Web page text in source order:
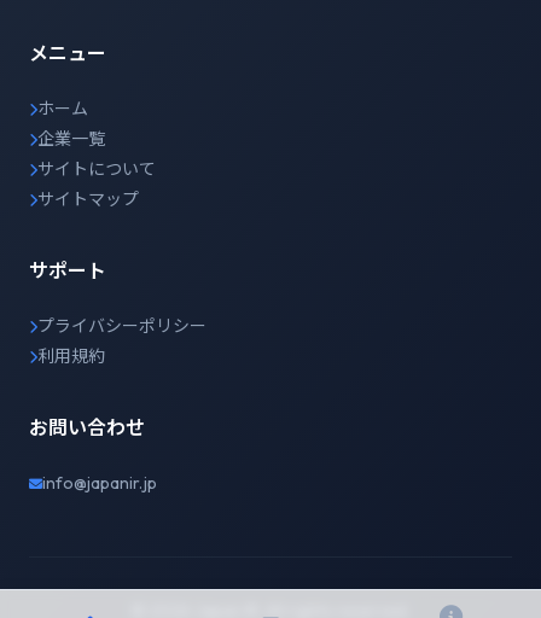
メニュー
ホーム
企業一覧
サイトについて
サイトマップ
サポート
プライバシーポリシー
利用規約
お問い合わせ
info@japanir.jp